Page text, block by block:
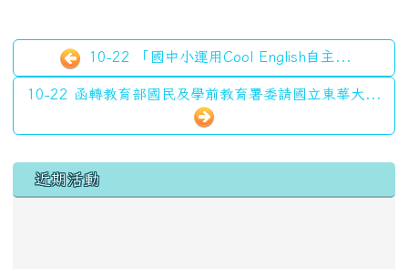
10-22 「國中小運用Cool English自主...
10-22 函轉教育部國民及學前教育署委請國立東華大...
左邊區域內容
近期活動